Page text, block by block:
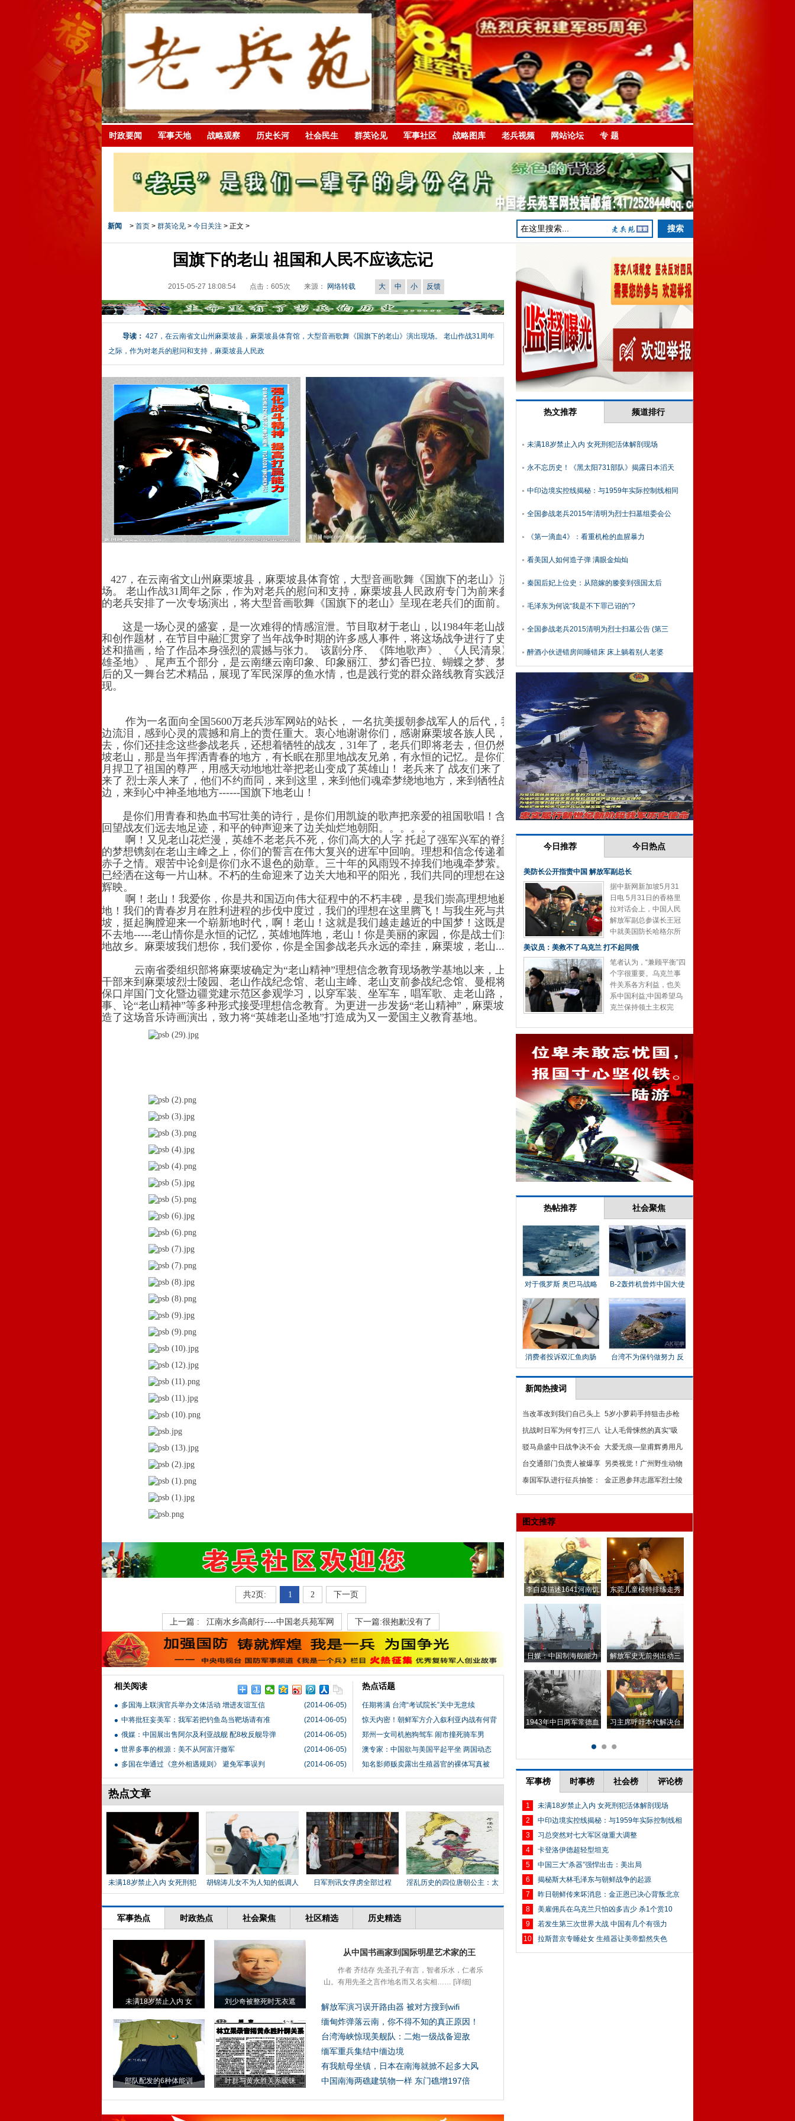
时政要闻 军事天地 战略观察 历史长河 社会民生 群英论见 军事社区 战略图库 老兵视频 网站论坛 专 题
新闻 > 首页 > 群英论见 > 今日关注 > 正文 >
国旗下的老山 祖国和人民不应该忘记
2015-05-27 18:08:54 点击： 605次 来源： 网络转载 大 中 小 反馈
导读： 427，在云南省文山州麻栗坡县，麻栗坡县体育馆，大型音画歌舞《国旗下的老山》演出现场。 老山作战31周年
之际，作为对老兵的慰问和支持，麻栗坡县人民政
427，在云南省文山州麻栗坡县，麻栗坡县体育馆，大型音画歌舞《国旗下的老山》演出现
场。 老山作战31周年之际，作为对老兵的慰问和支持，麻栗坡县人民政府专门为前来参加活动
的老兵安排了一次专场演出，将大型音画歌舞《国旗下的老山》呈现在老兵们的面前。
这是一场心灵的盛宴，是一次难得的情感渲泄。节目取材于老山，以1984年老山战役为背景
和创作题材，在节目中融汇贯穿了当年战争时期的许多感人事件，将这场战争进行了史诗式的叙
述和描画，给了作品本身强烈的震撼与张力。 该剧分序、《阵地歌声》、《人民清泉》、《英
雄圣地》、尾声五个部分，是云南继云南印象、印象丽江、梦幻香巴拉、蝴蝶之梦、梦幻腾冲之
后的又一舞台艺术精品，展现了军民深厚的鱼水情，也是践行党的群众路线教育实践活动的体
现。
作为一名面向全国5600万老兵涉军网站的站长， 一名抗美援朝参战军人的后代，我是边看
边流泪，感到心灵的震撼和肩上的责任重大。衷心地谢谢你们，感谢麻栗坡各族人民，31年过
去，你们还挂念这些参战老兵，还想着牺牲的战友，31年了，老兵们即将老去，但仍然思念麻栗
坡老山，那是当年挥洒青春的地方，有长眠在那里地战友兄弟，有永恒的记忆。是你们用青春岁
月捍卫了祖国的尊严，用感天动地地壮举把老山变成了英雄山！ 老兵来了 战友们来了 支前民兵
来了 烈士亲人来了，他们不约而同，来到这里，来到他们魂牵梦绕地地方，来到牺牲战友地身
边，来到心中神圣地地方------国旗下地老山！
是你们用青春和热血书写壮美的诗行，是你们用凯旋的歌声把亲爱的祖国歌唱！含笑地花朵
回望战友们远去地足迹，和平的钟声迎来了边关灿烂地朝阳。。。。。
啊！又见老山花烂漫，英雄不老老兵不死，你们高大的人字 托起了强军兴军的脊梁，你们
的梦想镌刻在老山主峰之上，你们的誓言在伟大复兴的进军中回响。理想和信念传递着对祖国的
赤子之情。艰苦中论剑是你们永不退色的勋章。三十年的风雨毁不掉我们地魂牵梦萦。如歌岁月
已经洒在这每一片山林。不朽的生命迎来了边关大地和平的阳光，我们共同的理想在这里与日月
辉映。
啊！老山！我爱你，你是共和国迈向伟大征程中的不朽丰碑，是我们崇高理想地巍峨高
地！我们的青春岁月在胜利进程的步伐中度过，我们的理想在这里腾飞！与我生死与共的麻栗
坡，挺起胸膛迎来一个崭新地时代，啊！老山！这就是我们越走越近的中国梦！这既是我们挥之
不去地-----老山情你是永恒的记忆，英雄地阵地，老山！你是美丽的家园，你是战士们终身难忘
地故乡。麻栗坡我们想你，我们爱你，你是全国参战老兵永远的牵挂，麻栗坡，老山.........
云南省委组织部将麻栗坡确定为“老山精神”理想信念教育现场教学基地以来，上千名党员
干部来到麻栗坡烈士陵园、老山作战纪念馆、老山主峰、老山支前参战纪念馆、曼棍将军洞、天
保口岸国门文化暨边疆党建示范区参观学习，以穿军装、坐军车，唱军歌、走老山路，听英雄故
事、论“老山精神”等多种形式接受理想信念教育。为更进一步发扬“老山精神”，麻栗坡县全力打
造了这场音乐诗画演出，致力将“英雄老山圣地”打造成为又一爱国主义教育基地。
共2页: 1 2 下一页
上一篇 : 江南水乡高邮行----中国老兵苑军网 下一篇:很抱歉没有了
相关阅读
(2014-06-05)
多国海上联演官兵举办文体活动 增进友谊互信
(2014-06-05)
中将批狂妄美军：我军若把钓鱼岛当靶场请有准
(2014-06-05)
俄媒：中国展出售阿尔及利亚战舰 配8枚反舰导弹
(2014-06-05)
世界多事的根源：美不从阿富汗撤军
(2014-06-05)
多国在华通过《意外相遇规则》 避免军事误判
热点话题
任期将满 台湾“考试院长”关中无意续
惊天内密！朝鲜军方介入叙利亚内战有何背
郑州一女司机抱狗驾车 闹市撞死骑车男
澳专家：中国欲与美国平起平坐 两国动态
知名影师贩卖露出生殖器官的裸体写真被
热点文章
未满18岁禁止入内 女死刑犯 胡锦涛儿女不为人知的低调人 日军刑讯女俘虏全部过程
淫乱历史的四位唐朝公主：太
平
热文推荐 频道排行
未满18岁禁止入内 女死刑犯活体解剖现场
永不忘历史！《黑太阳731部队》揭露日本滔天
中印边境实控线揭秘：与1959年实际控制线相同
全国参战老兵2015年清明为烈士扫墓组委会公
《第一滴血4》：看重机枪的血腥暴力
看美国人如何造子弹 满眼金灿灿
秦国后妃上位史：从陪嫁的媵妾到强国太后
毛泽东为何说“我是不下罪己诏的”?
全国参战老兵2015清明为烈士扫墓公告 (第三
醉酒小伙进错房间睡错床 床上躺着别人老婆
新闻热搜词
当改革改到我们自己头上 5岁小萝莉手持狙击步枪
萌照走红网络
抗战时日军为何专打三八
六旅？
让人毛骨悚然的真实“吸
血鬼” 慎入
驳马鼎盛中日战争决不会
是小规模战争
大爱无痕—皇甫辉勇用凡
人善举传递“正能量”纪事
台交通部门负责人被爆享
豪华宴请 称到现场才知
另类视觉！广州野生动物
园巨象交配太惊人
泰国军队进行征兵抽签：
人妖和尚齐亮相
金正恩参拜志愿军烈士陵
园向毛岸英墓献花圈
军事榜 时事榜 社会榜 评论榜
1
未满18岁禁止入内 女死刑犯活体解剖现场
2
中印边境实控线揭秘：与1959年实际控制线相
3
习总突然对七大军区做重大调整
4
卡登洛伊德超轻型坦克
5
中国三大“杀器”强悍出击：美出局
6
揭秘斯大林毛泽东与朝鲜战争的起源
7
昨日朝鲜传来坏消息：金正恩已决心背叛北京
8
美雇佣兵在乌克兰只怕凶多吉少 杀1个赏10
9
若发生第三次世界大战 中国有几个有强力
10
拉斯普京专睡处女 生殖器让美帝黯然失色